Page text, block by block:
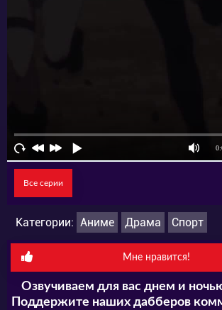
Все серии
Категории: Аниме Драма Спорт
Мне нравится!
Озвучиваем для вас днем и
Поддержите наших дабберов